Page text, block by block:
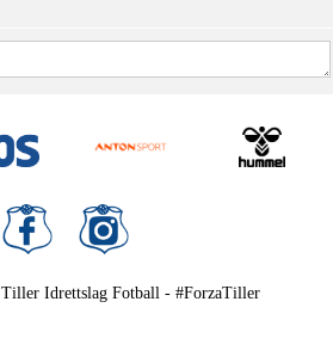
Tiller Idrettslag Fotball - #ForzaTiller